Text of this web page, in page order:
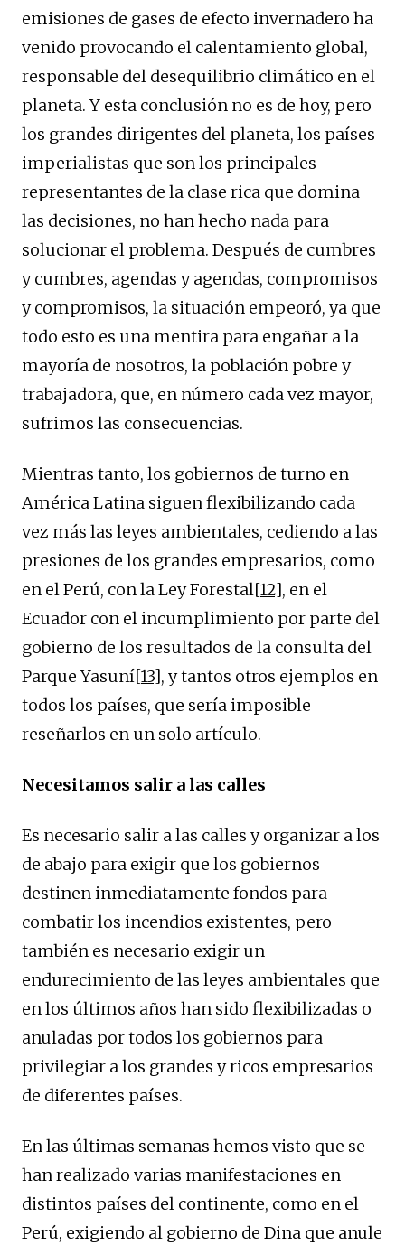
emisiones de gases de efecto invernadero ha
venido provocando el calentamiento global,
responsable del desequilibrio climático en el
planeta. Y esta conclusión no es de hoy, pero
los grandes dirigentes del planeta, los países
imperialistas que son los principales
representantes de la clase rica que domina
las decisiones, no han hecho nada para
solucionar el problema. Después de cumbres
y cumbres, agendas y agendas, compromisos
y compromisos, la situación empeoró, ya que
todo esto es una mentira para engañar a la
mayoría de nosotros, la población pobre y
trabajadora, que, en número cada vez mayor,
sufrimos las consecuencias.
Mientras tanto, los gobiernos de turno en
América Latina siguen flexibilizando cada
vez más las leyes ambientales, cediendo a las
presiones de los grandes empresarios, como
en el Perú, con la Ley Forestal[12], en el
Ecuador con el incumplimiento por parte del
gobierno de los resultados de la consulta del
Parque Yasuní[13], y tantos otros ejemplos en
todos los países, que sería imposible
reseñarlos en un solo artículo.
Necesitamos salir a las calles
Es necesario salir a las calles y organizar a los
de abajo para exigir que los gobiernos
destinen inmediatamente fondos para
combatir los incendios existentes, pero
también es necesario exigir un
endurecimiento de las leyes ambientales que
en los últimos años han sido flexibilizadas o
anuladas por todos los gobiernos para
privilegiar a los grandes y ricos empresarios
de diferentes países.
En las últimas semanas hemos visto que se
han realizado varias manifestaciones en
distintos países del continente, como en el
Perú, exigiendo al gobierno de Dina que anule